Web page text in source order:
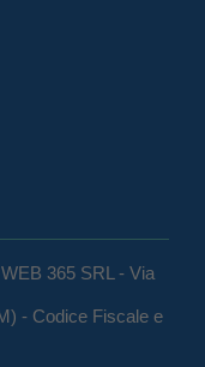
365 SRL - Via
- Codice Fiscale e